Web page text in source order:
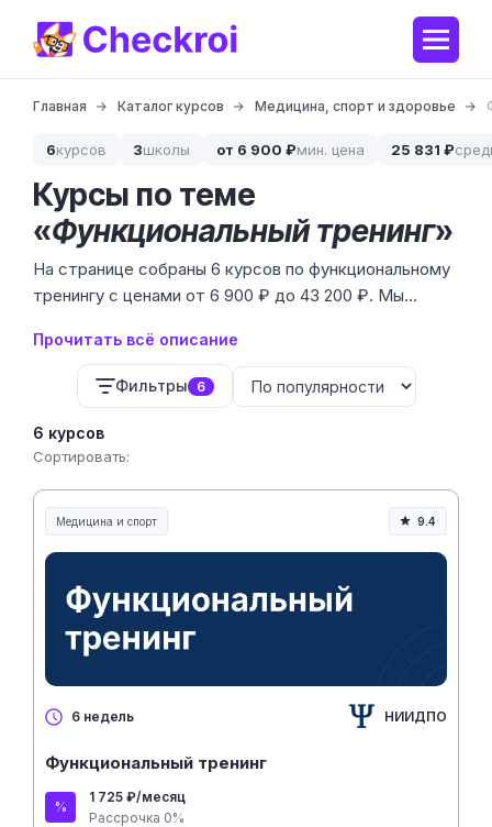
Главная Каталог курсов Медицина, спорт и здоровье
6курсов 3школы от 6 900 ₽мин. цена 25 831 ₽
Курсы по теме
«Функциональный тренинг»
На странице собраны 6 курсов по функциональному
тренингу с ценами от 6 900 ₽ до 43 200 ₽. Мы
108-часовых модулей до полугодовых
переподготовок с дипломом установленного
образца.
Прочитать всё описание
Фильтры 6
6 курсов
Сортировать:
Медицина и спорт
Медицина, спорт и здоровье
9.4
6 недель НИИДПО
Функциональный тренинг
1 725 ₽/месяц
Рассрочка 0%